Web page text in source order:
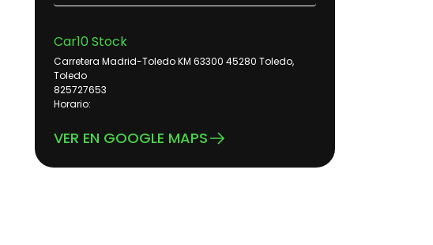
Car10 Stock
Carretera Madrid-Toledo KM 63300 45280 Toledo,
Toledo
825727653
Horario:
VER EN GOOGLE MAPS